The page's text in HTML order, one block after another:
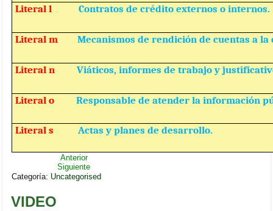
Literal lContratos de crédito externos o internos.
Literal mMecanismos de rendición de cuentas a la
Literal nViáticos, informes de trabajo y
Literal oResponsable de atender la información
Literal sActas y planes de desarrollo.
Anterior
Siguiente
Categoría: Uncategorised
VIDEO